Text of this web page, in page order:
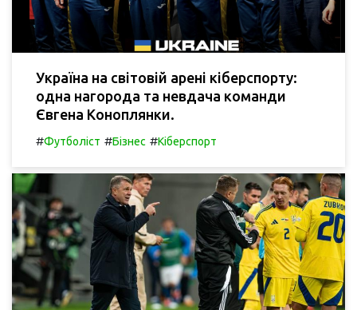
Україна на світовій арені кіберспорту:
одна нагорода та невдача команди
Євгена Коноплянки.
#Футболіст #Бізнес #Кіберспорт